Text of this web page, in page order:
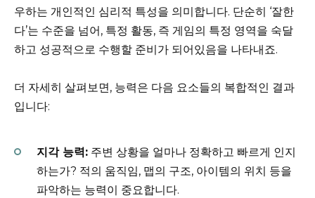
우하는 개인적인 심리적 특성을 의미합니다. 단순히 ‘잘한
다’는 수준을 넘어, 특정 활동, 즉 게임의 특정 영역을 숙달
하고 성공적으로 수행할 준비가 되어있음을 나타내죠.
더 자세히 살펴보면, 능력은 다음 요소들의 복합적인 결과
입니다:
지각 능력: 주변 상황을 얼마나 정확하고 빠르게 인지
하는가? 적의 움직임, 맵의 구조, 아이템의 위치 등을
파악하는 능력이 중요합니다.